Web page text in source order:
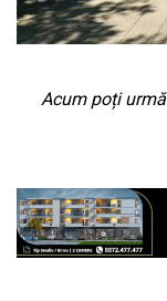
Acum poți